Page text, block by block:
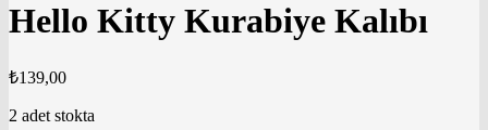
Hello Kitty Kurabiye Kalıbı
₺139,00
2 adet stokta